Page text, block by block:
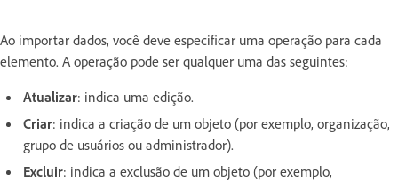
Ao importar dados, você deve especificar uma operação para cada
elemento. A operação pode ser qualquer uma das seguintes:
Atualizar: indica uma edição.
Criar: indica a criação de um objeto (por exemplo, organização,
grupo de usuários ou administrador).
Excluir: indica a exclusão de um objeto (por exemplo,